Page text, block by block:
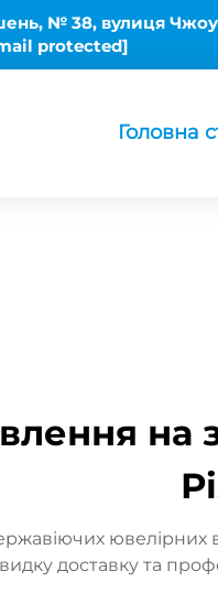
№ 38, вулиця
protected]
Головна
на
доставку та